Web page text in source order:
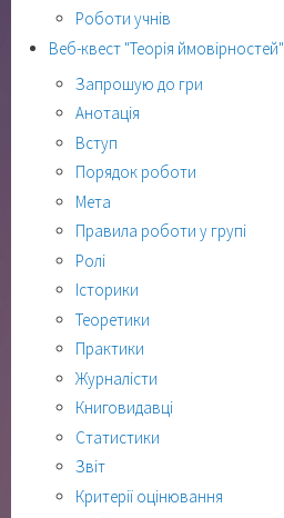
Роботи учнів
Веб-квест "Теорія ймовірностей"
Запрошую до гри
Анотація
Вступ
Порядок роботи
Мета
Правила роботи у групі
Ролі
Історики
Теоретики
Практики
Журналісти
Книговидавці
Статистики
Звіт
Критерії оцінювання